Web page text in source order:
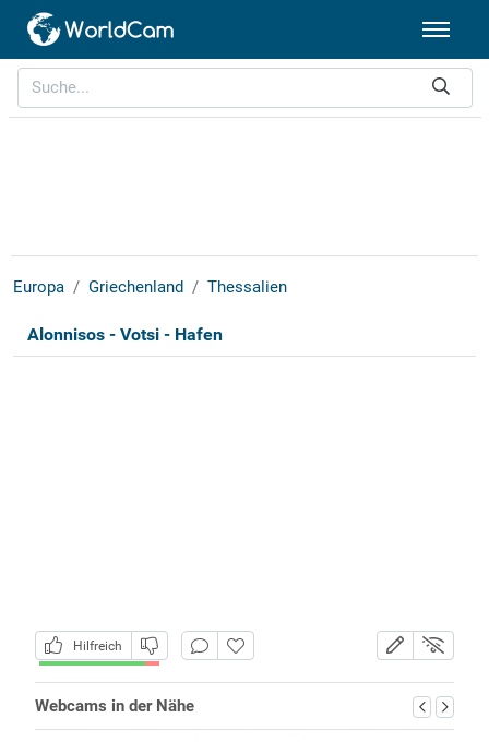
Europa Griechenland Thessalien
Alonnisos - Votsi - Hafen
Hilfreich
Webcams in der Nähe